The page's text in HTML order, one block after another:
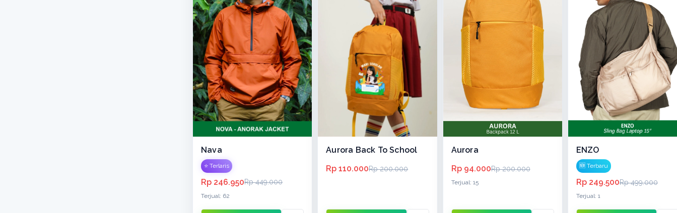
Nava
⭐ Terlaris
Rp 246.950Rp 449.000
Terjual: 62
Aurora Back To School
Rp 110.000Rp 200.000
Aurora
Rp 94.000Rp 200.000
Terjual: 15
ENZO
🆕 Terbaru
Rp 249.500Rp 499.000
Terjual: 1